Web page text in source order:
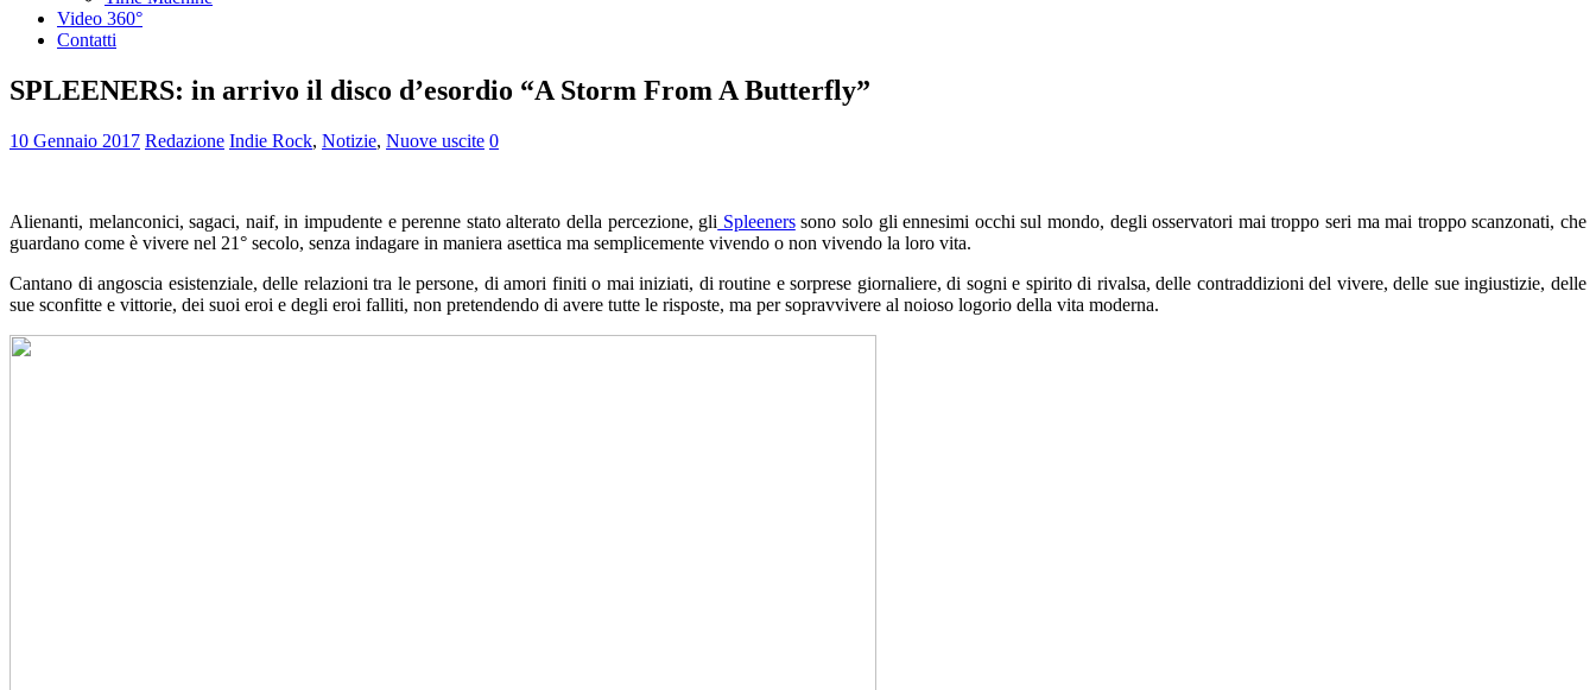
Video 360°
Contatti
SPLEENERS: in arrivo il disco d’esordio “A Storm From A Butterfly”
10 Gennaio 2017 Redazione Indie Rock, Notizie, Nuove uscite 0
Alienanti, melanconici, sagaci, naif, in impudente e perenne stato alterato della percezione, gli Spleenerssono solo gli ennesimi occhi sul mondo, degli osservatori mai troppo seri ma mai troppo scanzonati, che
guardano come è vivere nel 21° secolo, senza indagare in maniera asettica ma semplicemente vivendo o non vivendo la loro vita.
Cantano di angoscia esistenziale, delle relazioni tra le persone, di amori finiti o mai iniziati, di routine e sorprese giornaliere, di sogni e spirito di rivalsa, delle contraddizioni del vivere, delle sue ingiustizie, delle
sue sconfitte e vittorie, dei suoi eroi e degli eroi falliti, non pretendendo di avere tutte le risposte, ma per sopravvivere al noioso logorio della vita moderna.